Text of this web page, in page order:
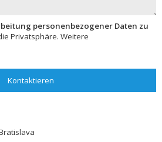
personenbezogener Daten zu
Privatsphäre. Weitere
Kontaktieren